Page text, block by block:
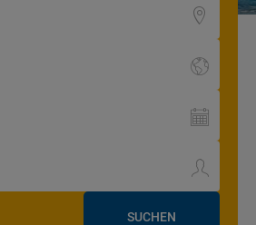
SUCHEN